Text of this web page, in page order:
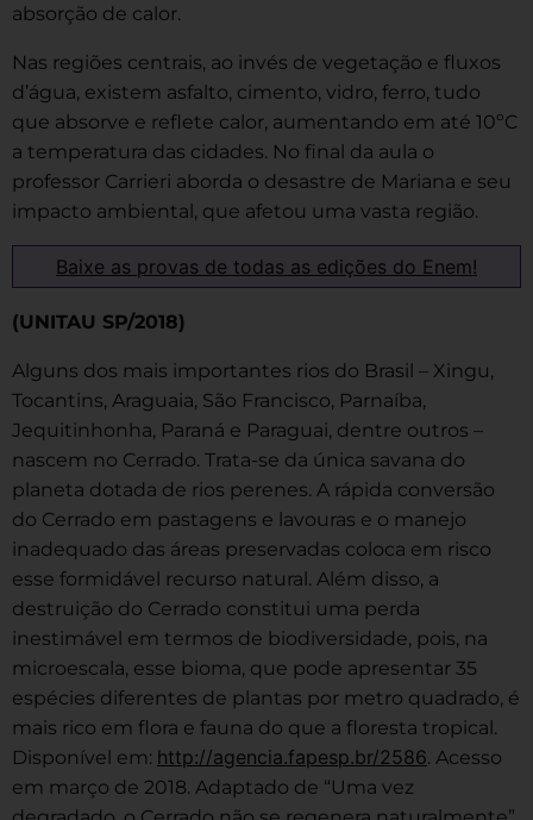
absorção de calor.
Nas regiões centrais, ao invés de vegetação e fluxos
d’água, existem asfalto, cimento, vidro, ferro, tudo
que absorve e reflete calor, aumentando em até 10ºC
a temperatura das cidades. No final da aula o
professor Carrieri aborda o desastre de Mariana e seu
impacto ambiental, que afetou uma vasta região.
Baixe as provas de todas as edições do Enem!
(UNITAU SP/2018)
Alguns dos mais importantes rios do Brasil – Xingu,
Tocantins, Araguaia, São Francisco, Parnaíba,
Jequitinhonha, Paraná e Paraguai, dentre outros –
nascem no Cerrado. Trata-se da única savana do
planeta dotada de rios perenes. A rápida conversão
do Cerrado em pastagens e lavouras e o manejo
inadequado das áreas preservadas coloca em risco
esse formidável recurso natural. Além disso, a
destruição do Cerrado constitui uma perda
inestimável em termos de biodiversidade, pois, na
microescala, esse bioma, que pode apresentar 35
espécies diferentes de plantas por metro quadrado, é
mais rico em flora e fauna do que a floresta tropical.
Disponível em: http://agencia.fapesp.br/2586. Acesso
em março de 2018. Adaptado de “Uma vez